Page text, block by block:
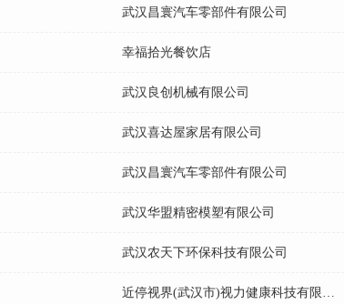
武汉昌寰汽车零部件有限公司
幸福拾光餐饮店
武汉良创机械有限公司
武汉喜达屋家居有限公司
武汉昌寰汽车零部件有限公司
武汉华盟精密模塑有限公司
武汉农天下环保科技有限公司